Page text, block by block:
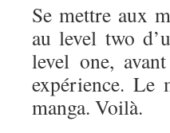
Se mettre aux
au level two
level one,
expérience. Le
manga. Voilà.